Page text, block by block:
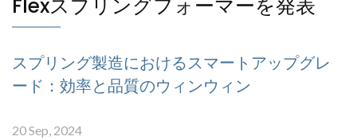
Flexスプリングフォーマーを発表
スプリング製造におけるスマートアップグレ
ード：効率と品質のウィンウィン
20 Sep, 2024